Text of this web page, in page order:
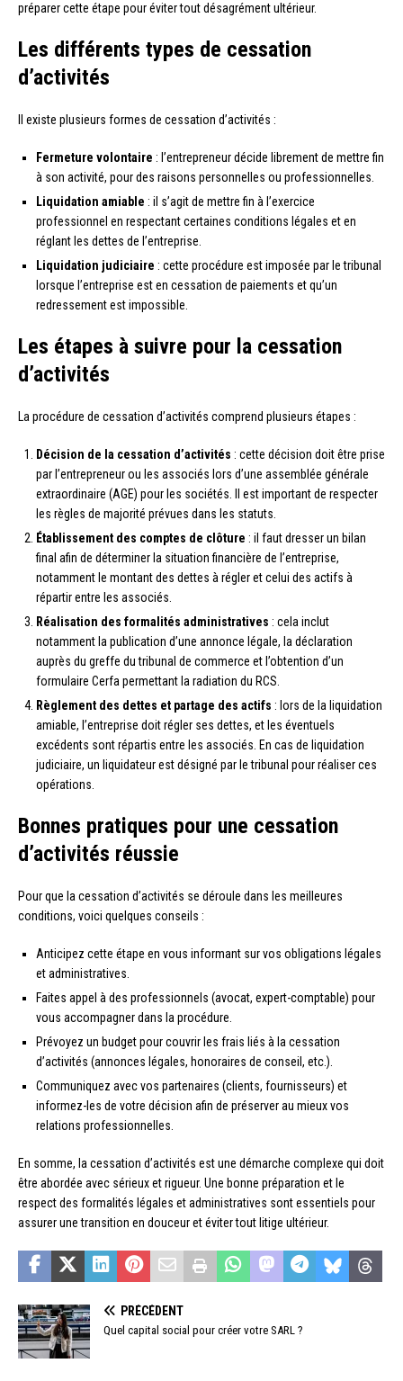
préparer cette étape pour éviter tout désagrément ultérieur.
Les différents types de cessation
d’activités
Il existe plusieurs formes de cessation d’activités :
Fermeture volontaire : l’entrepreneur décide librement de mettre fin
à son activité, pour des raisons personnelles ou professionnelles.
Liquidation amiable : il s’agit de mettre fin à l’exercice
professionnel en respectant certaines conditions légales et en
réglant les dettes de l’entreprise.
Liquidation judiciaire : cette procédure est imposée par le tribunal
lorsque l’entreprise est en cessation de paiements et qu’un
redressement est impossible.
Les étapes à suivre pour la cessation
d’activités
La procédure de cessation d’activités comprend plusieurs étapes :
Décision de la cessation d’activités : cette décision doit être prise
par l’entrepreneur ou les associés lors d’une assemblée générale
extraordinaire (AGE) pour les sociétés. Il est important de respecter
les règles de majorité prévues dans les statuts.
Établissement des comptes de clôture : il faut dresser un bilan
final afin de déterminer la situation financière de l’entreprise,
notamment le montant des dettes à régler et celui des actifs à
répartir entre les associés.
Réalisation des formalités administratives : cela inclut
notamment la publication d’une annonce légale, la déclaration
auprès du greffe du tribunal de commerce et l’obtention d’un
formulaire Cerfa permettant la radiation du RCS.
Règlement des dettes et partage des actifs : lors de la liquidation
amiable, l’entreprise doit régler ses dettes, et les éventuels
excédents sont répartis entre les associés. En cas de liquidation
judiciaire, un liquidateur est désigné par le tribunal pour réaliser ces
opérations.
Bonnes pratiques pour une cessation
d’activités réussie
Pour que la cessation d’activités se déroule dans les meilleures
conditions, voici quelques conseils :
Anticipez cette étape en vous informant sur vos obligations légales
et administratives.
Faites appel à des professionnels (avocat, expert-comptable) pour
vous accompagner dans la procédure.
Prévoyez un budget pour couvrir les frais liés à la cessation
d’activités (annonces légales, honoraires de conseil, etc.).
Communiquez avec vos partenaires (clients, fournisseurs) et
informez-les de votre décision afin de préserver au mieux vos
relations professionnelles.
En somme, la cessation d’activités est une démarche complexe qui doit
être abordée avec sérieux et rigueur. Une bonne préparation et le
respect des formalités légales et administratives sont essentiels pour
assurer une transition en douceur et éviter tout litige ultérieur.
PRÉCÉDENT
Quel capital social pour créer votre SARL ?